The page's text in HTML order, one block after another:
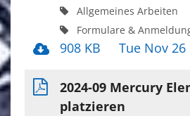
Allgemeines Arbeiten
Formulare &
908 KB Tue Nov 26
2024-09 Mercury
platzieren